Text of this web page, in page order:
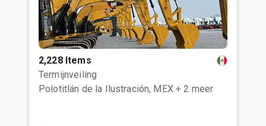
2,228 Items
Termijnveiling
Polotitlán de la Ilustración, MEX + 2 meer